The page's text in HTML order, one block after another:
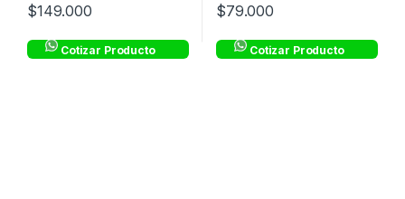
$149.000
Cotizar Producto
$79.000
Cotizar Producto